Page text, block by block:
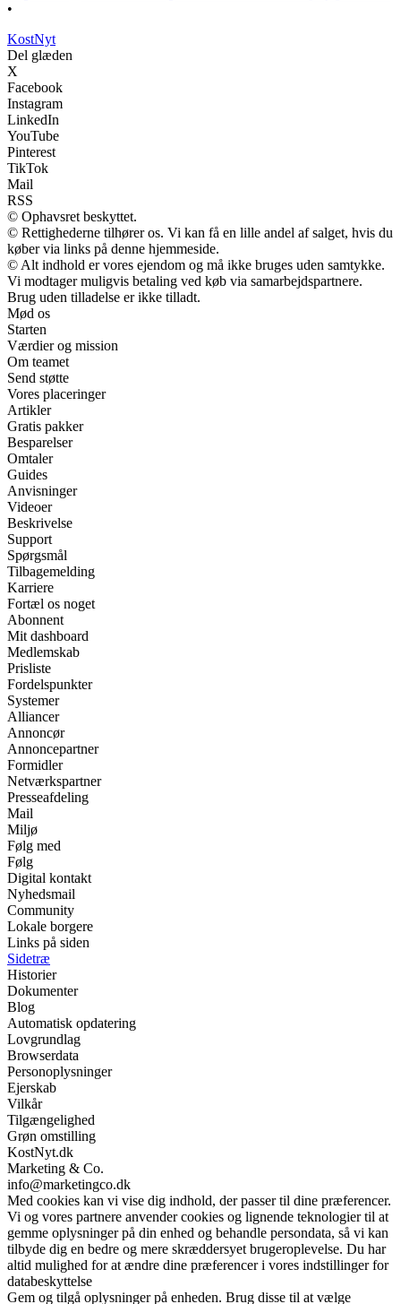
•
KostNyt
Del glæden
X
Facebook
Instagram
LinkedIn
YouTube
Pinterest
TikTok
Mail
RSS
© Ophavsret beskyttet.
© Rettighederne tilhører os. Vi kan få en lille andel af salget, hvis du
køber via links på denne hjemmeside.
© Alt indhold er vores ejendom og må ikke bruges uden samtykke.
Vi modtager muligvis betaling ved køb via samarbejdspartnere.
Brug uden tilladelse er ikke tilladt.
Mød os
Starten
Værdier og mission
Om teamet
Send støtte
Vores placeringer
Artikler
Gratis pakker
Besparelser
Omtaler
Guides
Anvisninger
Videoer
Beskrivelse
Support
Spørgsmål
Tilbagemelding
Karriere
Fortæl os noget
Abonnent
Mit dashboard
Medlemskab
Prisliste
Fordelspunkter
Systemer
Alliancer
Annoncør
Annoncepartner
Formidler
Netværkspartner
Presseafdeling
Mail
Miljø
Følg med
Følg
Digital kontakt
Nyhedsmail
Community
Lokale borgere
Links på siden
Sidetræ
Historier
Dokumenter
Blog
Automatisk opdatering
Lovgrundlag
Browserdata
Personoplysninger
Ejerskab
Vilkår
Tilgængelighed
Grøn omstilling
KostNyt.dk
Marketing & Co.
info@marketingco.dk
Med cookies kan vi vise dig indhold, der passer til dine præferencer.
Vi og vores partnere anvender cookies og lignende teknologier til at
gemme oplysninger på din enhed og behandle persondata, så vi kan
tilbyde dig en bedre og mere skræddersyet brugeroplevelse. Du har
altid mulighed for at ændre dine præferencer i vores indstillinger for
databeskyttelse
Gem og tilgå oplysninger på enheden. Brug disse til at vælge